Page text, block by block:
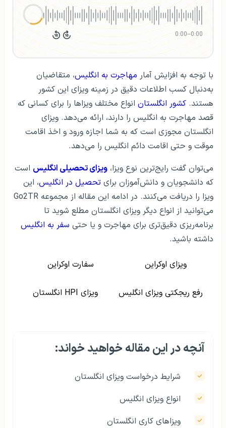
0:00
–
0:00
با توجه به افزایش آمار مهاجرت به انگلیس، متقاضیان
به‌دنبال کسب اطلاعات دقیق در زمینه ویزای این کشور
هستند. کشور انگلستان انواع مختلف ویزاها را برای کسانی که
قصد مهاجرت به انگلیس را دارند، ارائه می‌دهد. ویزای
انگلستان مجوزی است که به شما اجازه ورود و اخذ اقامت
موقت و حتی اقامت دائم انگلیس را می‌دهد.
می‌توان گفت رایج‌ترین نوع ویزا، ویزای تحصیلی انگلیس است
که دانشجویان و دانش‌آموزان برای تحصیل در انگلیس،‌ این
ویزا را دریافت می‌کنند. در ادامه این مقاله از مجموعه Go2TR
می‌توانید از انواع دیگر ویزای انگلستان مطلع شوید تا
برنامه‌ریزی دقیق‌تری برای مهاجرت و یا حتی سفر به انگلیس
داشته باشید.
ویزای اوکراین سفارت اوکراین
رفع ریجکتی ویزای انگلیس ویزای HPI انگلستان
آنچه در این مقاله خواهید خواند:
شرایط درخواست ویزای انگلستان
انواع ویزای انگلیس
ویزاهای کاری انگلستان